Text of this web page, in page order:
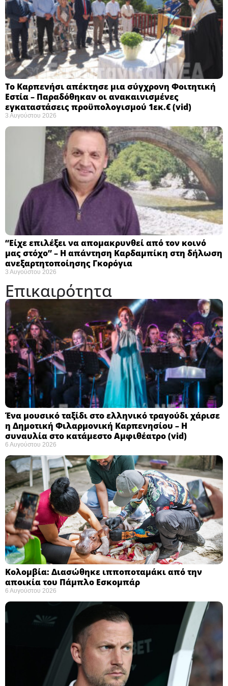
Το Καρπενήσι απέκτησε μια σύγχρονη Φοιτητική
Εστία – Παραδόθηκαν οι ανακαινισμένες
εγκαταστάσεις προϋπολογισμού 1εκ.€ (vid)
3 Αυγούστου 2026
“Είχε επιλέξει να απομακρυνθεί από τον κοινό
μας στόχο” – Η απάντηση Καρδαμπίκη στη δήλωση
ανεξαρτητοποίησης Γκορόγια
3 Αυγούστου 2026
Επικαιρότητα
Ένα μουσικό ταξίδι στο ελληνικό τραγούδι χάρισε
η Δημοτική Φιλαρμονική Καρπενησίου – Η
συναυλία στο κατάμεστο Αμφιθέατρο (vid)
6 Αυγούστου 2026
Κολομβία: Διασώθηκε ιπποποταμάκι από την
αποικία του Πάμπλο Εσκομπάρ ​
6 Αυγούστου 2026